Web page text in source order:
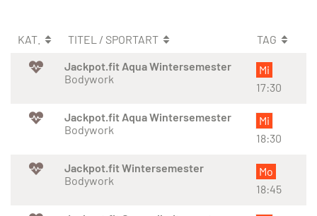
KAT. TITEL / SPORTART
TAG
Jackpot.fit Aqua Wintersemester
Bodywork
Mi
17:30
Jackpot.fit Aqua Wintersemester
Bodywork
Mi
18:30
Jackpot.fit Wintersemester
Bodywork
Mo
18:45